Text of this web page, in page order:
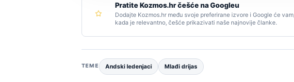
Pratite Kozmos.hr češće na Googleu
Dodajte Kozmos.hr među svoje preferirane izvore i Google će vam,
kada je relevantno, češće prikazivati naše najnovije članke.
TEME Andski ledenjaci Mlađi drijas